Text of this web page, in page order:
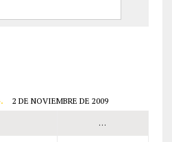
2 DE NOVIEMBRE DE 2009
…